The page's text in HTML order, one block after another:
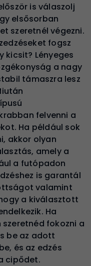
is válaszolj
elsősorban
szeretnél végezni.
fogsz
kicsit? Lényeges
a nagy
támaszra lesz
felvenni a
Ha például sok
akkor olyan
amely a
a futópadon
is garantál
valamint
a kiválasztott
Ha
fokozni a
be az adott
és az edzés
cipődet.